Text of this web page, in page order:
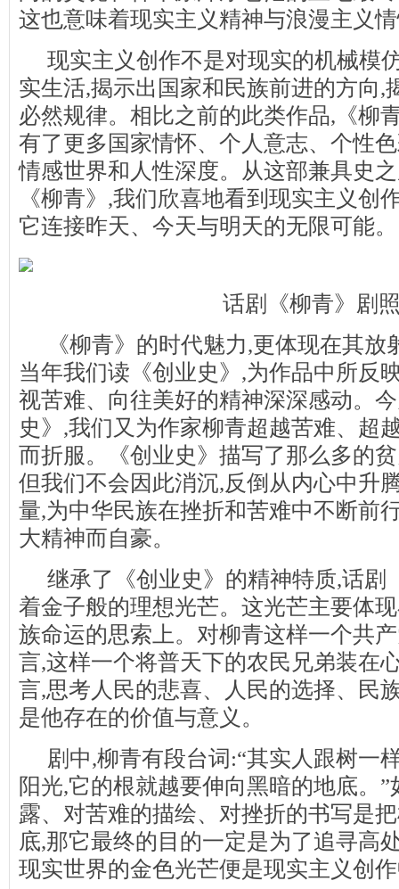
这也意味着现实主义精神与浪漫主义
现实主义创作不是对现实的机械模
实生活,揭示出国家和民族前进的方向,
必然规律。相比之前的此类作品,《柳
有了更多国家情怀、个人意志、个性
情感世界和人性深度。从这部兼具史
《柳青》,我们欣喜地看到现实主义创
它连接昨天、今天与明天的无限可能。
话剧《柳青》剧
《柳青》的时代魅力,更体现在其
当年我们读《创业史》,为作品中所反
视苦难、向往美好的精神深深感动。
史》,我们又为作家柳青超越苦难、超
而折服。《创业史》描写了那么多的
但我们不会因此消沉,反倒从内心中升
量,为中华民族在挫折和苦难中不断前
大精神而自豪。
继承了《创业史》的精神特质,话剧
着金子般的理想光芒。这光芒主要体
族命运的思索上。对柳青这样一个共
言,这样一个将普天下的农民兄弟装在
言,思考人民的悲喜、人民的选择、民
是他存在的价值与意义。
剧中,柳青有段台词:“其实人跟树一
阳光,它的根就越要伸向黑暗的地底。
露、对苦难的描绘、对挫折的书写是
底,那它最终的目的一定是为了追寻高
现实世界的金色光芒便是现实主义创